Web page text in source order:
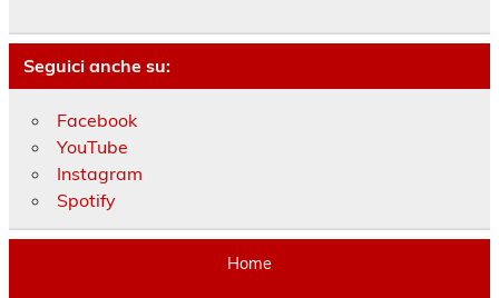
Seguici anche su:
Facebook
YouTube
Instagram
Spotify
Home